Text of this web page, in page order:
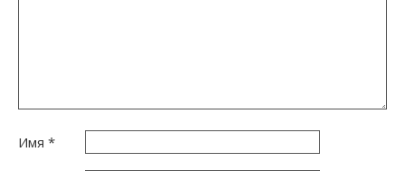
Имя *